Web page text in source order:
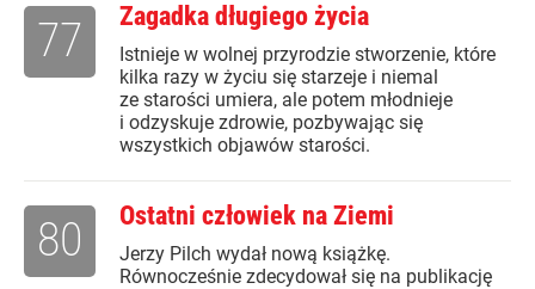
Zagadka długiego życia
Istnieje w wolnej przyrodzie stworzenie, które
kilka razy w życiu się starzeje i niemal
ze starości umiera, ale potem młodnieje
i odzyskuje zdrowie, pozbywając się
wszystkich objawów starości.
77
Ostatni człowiek na Ziemi
Jerzy Pilch wydał nową książkę.
Równocześnie zdecydował się na publikację
80